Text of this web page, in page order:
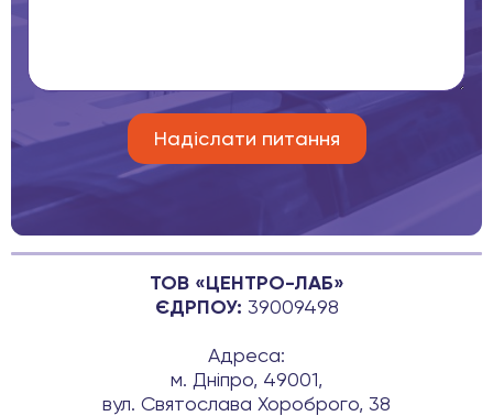
ТОВ «ЦЕНТРО-ЛАБ»
ЄДРПОУ: 39009498
Адреса:
м. Дніпро, 49001,
вул. Святослава Хороброго, 38